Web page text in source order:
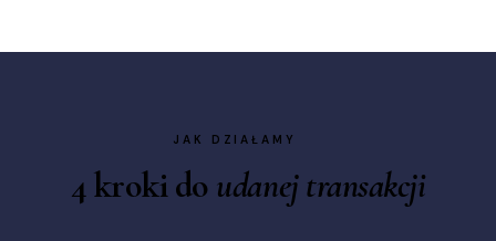
JAK DZIAŁAMY
4 kroki do udanej transakcji